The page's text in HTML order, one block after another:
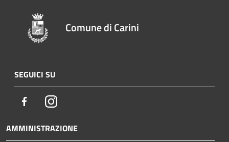
Comune di Carini
SEGUICI SU
FacebookInstagram
AMMINISTRAZIONE